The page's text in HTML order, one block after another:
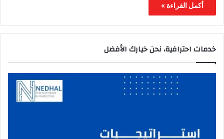
أكمل القراءة »
خدمات احترافية، نحن خيارك الأفضل